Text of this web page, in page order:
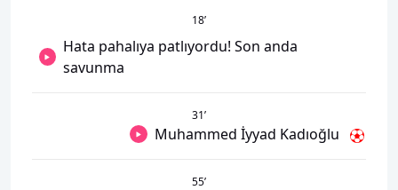
18’
Hata pahalıya patlıyordu! Son anda
savunma
31’
Muhammed İyyad Kadıoğlu
55’